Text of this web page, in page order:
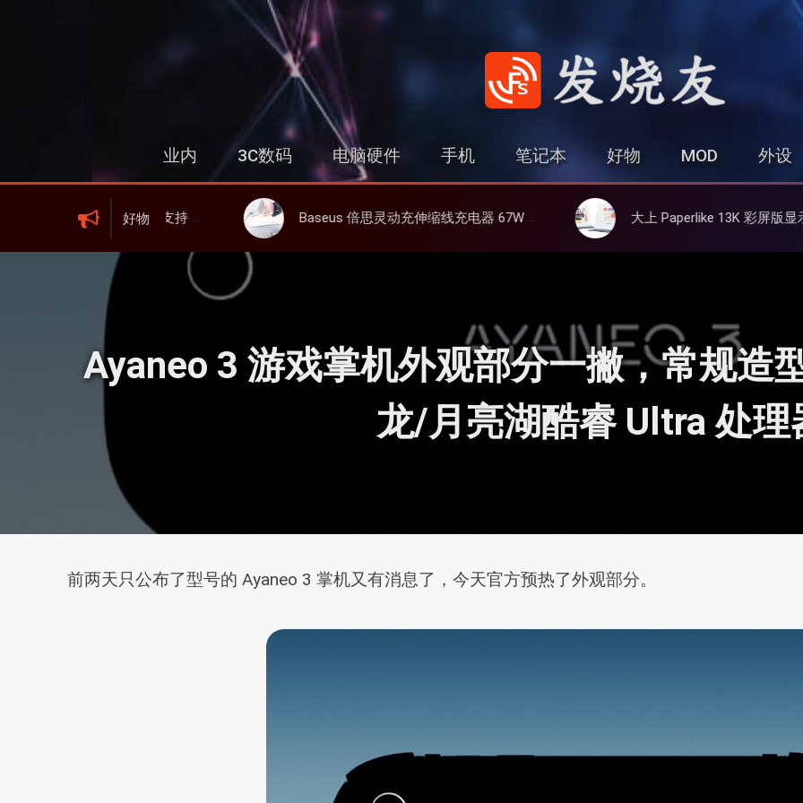
发烧友
业内 3C数码 电脑硬件 手机 笔记本 好物 MOD 外设
好物
6、屏显、6000mAh 电池、峰值下行2.0Gbps Baseus 倍思灵动充伸缩线充电器 67W 3C，超耐用可伸缩线、氮化镓、3C多设备同时充 大上 Paperlike 13K 彩屏版显示屏，13.3英寸高刷彩色墨水屏
Ayaneo 3 游戏掌机外观部分一撇，常规造
龙/月亮湖酷睿 Ultra 处理
前两天只公布了型号的 Ayaneo 3 掌机又有消息了，今天官方预热了外观部分。